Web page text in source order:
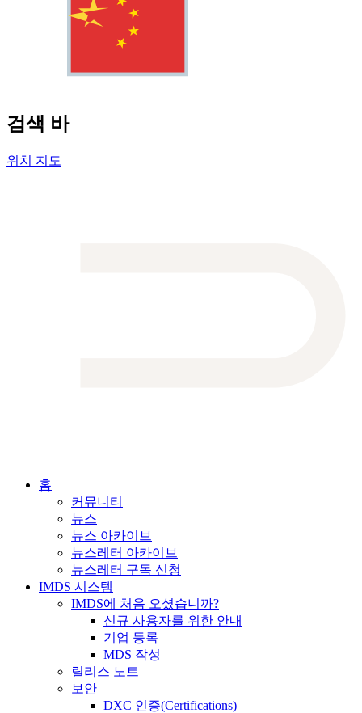
검색 바
위치 지도
홈
커뮤니티
뉴스
뉴스 아카이브
뉴스레터 아카이브
뉴스레터 구독 신청
IMDS 시스템
IMDS에 처음 오셨습니까?
신규 사용자를 위한 안내
기업 등록
MDS 작성
릴리스 노트
보안
DXC 인증(Certifications)